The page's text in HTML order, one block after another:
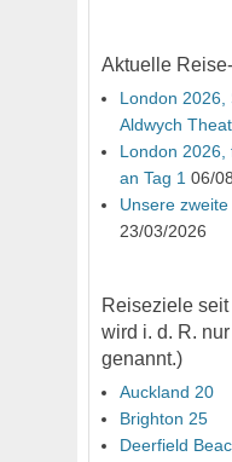
Aktuelle
London 2026,
Aldwych
London 2026,
an Tag 1 06/
Unsere
23/03/2026
Reiseziele
wird i. d. R.
genannt.)
Auckland 20
Brighton 25
Deerfield